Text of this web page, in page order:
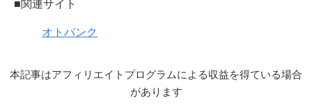
■関連サイト
オトバンク
本記事はアフィリエイトプログラムによる収益を得ている場合
があります